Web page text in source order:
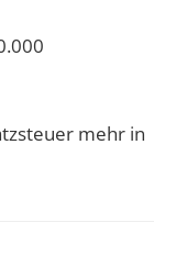
mehr in